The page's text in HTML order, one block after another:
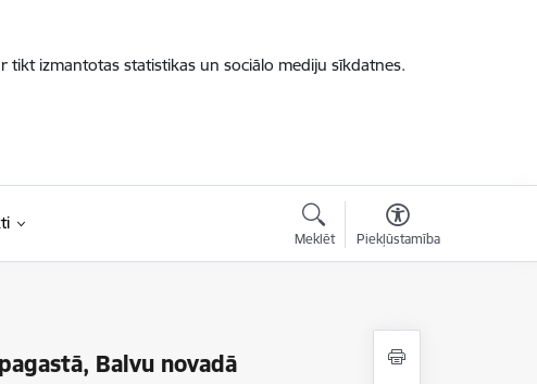
tikt izmantotas statistikas un sociālo mediju sīkdatnes.
Meklēt Piekļūstamība
Balvu novadā